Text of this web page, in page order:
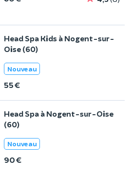
Head Spa Kids à Nogent-sur-
Oise (60)
Nouveau
55 €
Head Spa à Nogent-sur-Oise
(60)
Nouveau
90 €